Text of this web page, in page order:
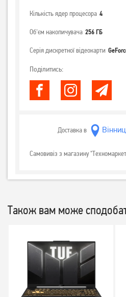
Кількість ядер процесора 4
Об'єм накопичувача 256 ГБ
Серія дискретної відеокарти
Поділитись:
Доставка в
Самовивіз з магазину
Також вам може